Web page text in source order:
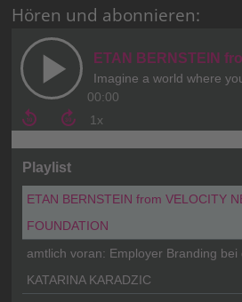
Hören und abonnieren: